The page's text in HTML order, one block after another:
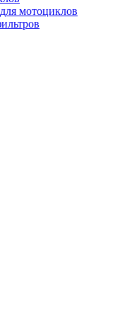
мотоциклов